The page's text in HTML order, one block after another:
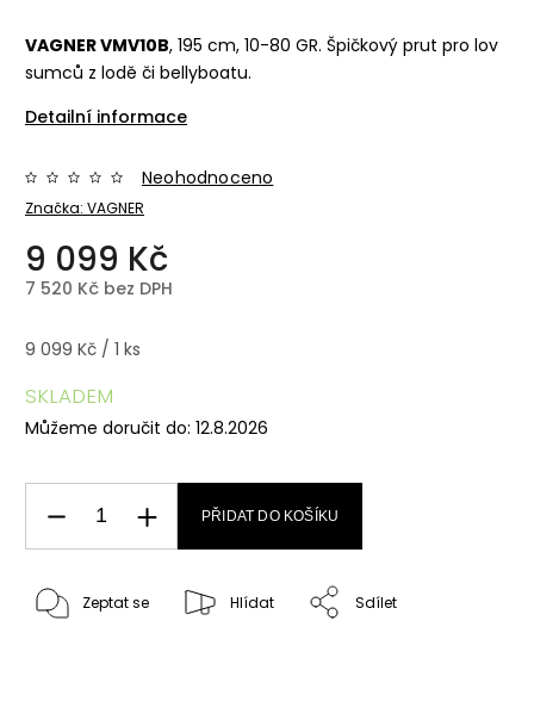
VAGNER VMV10B, 195 cm, 10-80 GR. Špičkový prut pro lov
sumců z lodě či bellyboatu.
Detailní informace
Značka: VAGNER
Neohodnoceno
9 099 Kč
7 520 Kč bez DPH
9 099 Kč / 1 ks
SKLADEM
Můžeme doručit do: 12.8.2026
PŘIDAT DO KOŠÍKU
Zeptat se Hlídat Sdílet